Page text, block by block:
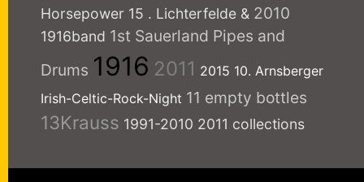
Horsepower 15 . Lichterfelde & 2010
1916band 1st Sauerland Pipes and
Drums 1916 2011 2015 10. Arnsberger
Irish-Celtic-Rock-Night 11 empty bottles
13Krauss 1991-2010 2011 collections